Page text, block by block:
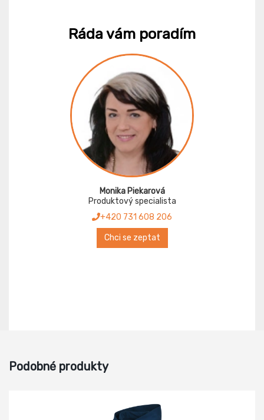
Ráda vám poradím
Monika Piekarová
Produktový specialista
+420 731 608 206
Chci se zeptat
Podobné produkty